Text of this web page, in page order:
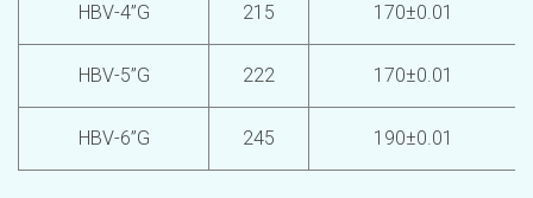
HBV-4’’G 215 170±0.01
HBV-5’’G 222 170±0.01
HBV-6’’G 245 190±0.01